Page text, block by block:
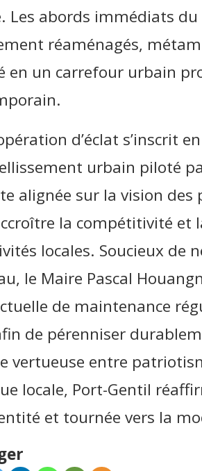
Les abords immédiats
réaménagés,
en un carrefour urbain
d’éclat s’inscrit
urbain piloté
alignée sur la vision des
la compétitivité et
locales. Soucieux de
le Maire Pascal
de maintenance
de pérenniser
vertueuse entre
locale, Port-Gentil
et tournée vers la